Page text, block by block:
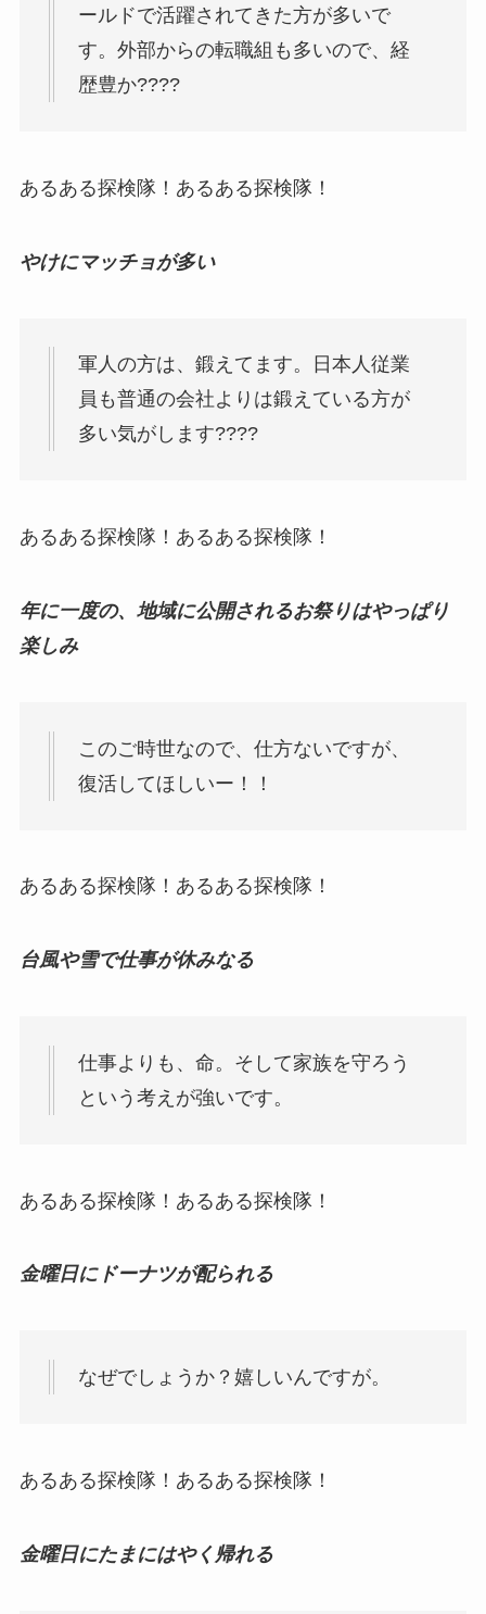
ールドで活躍されてきた方が多いで
す。外部からの転職組も多いので、経
歴豊か????
あるある探検隊！あるある探検隊！
やけにマッチョが多い
軍人の方は、鍛えてます。日本人従業
員も普通の会社よりは鍛えている方が
多い気がします????
あるある探検隊！あるある探検隊！
年に一度の、地域に公開されるお祭りはやっぱり
楽しみ
このご時世なので、仕方ないですが、
復活してほしいー！！
あるある探検隊！あるある探検隊！
台風や雪で仕事が休みなる
仕事よりも、命。そして家族を守ろう
という考えが強いです。
あるある探検隊！あるある探検隊！
金曜日にドーナツが配られる
なぜでしょうか？嬉しいんですが。
あるある探検隊！あるある探検隊！
金曜日にたまにはやく帰れる